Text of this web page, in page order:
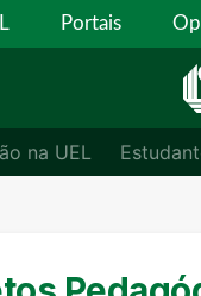
Portais
na UEL